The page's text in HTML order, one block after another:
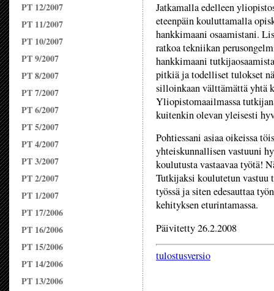
PT 12/2007
PT 11/2007
PT 10/2007
PT 9/2007
PT 8/2007
PT 7/2007
PT 6/2007
PT 5/2007
PT 4/2007
PT 3/2007
PT 2/2007
PT 1/2007
PT 17/2006
PT 16/2006
PT 15/2006
PT 14/2006
PT 13/2006
Jatkamalla edelleen
eteenpäin kouluttamalla
hankkimaani osaamistani.
ratkoa tekniikan
hankkimaani
pitkiä ja todelliset tulokset
silloinkaan välttämättä yhtä
Yliopistomaailmassa
kuitenkin olevan yleisesti
Pohtiessani asiaa oikeissa
yhteiskunnallisen vastuuni
koulutusta vastaavaa työtä!
Tutkijaksi koulutetun vastuu
työssä ja siten edesauttaa
kehityksen eturintamassa.
Päivitetty 26.2.2008
tulostusversio